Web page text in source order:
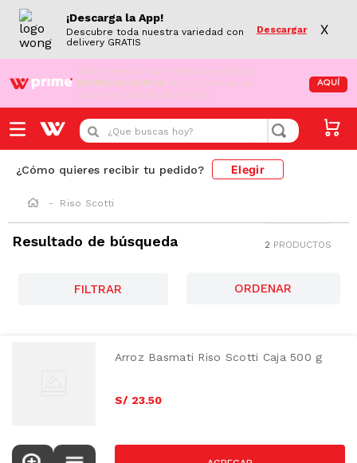
¡Descarga la App!
Descubre toda nuestra variedad con
delivery GRATIS
Descargar X
¡Aún no eres Wong Prime! Aprovecha el
DESPACHO GRATIS en tus compras de
supermercado desde S/79.90
AQUÍ
¿Que buscas hoy?
¿Cómo quieres recibir tu pedido? Elegir
Riso Scotti
Resultado de búsqueda 2 PRODUCTOS
FILTRAR
Arroz Basmati Riso Scotti Caja 500 g
S/ 23.50